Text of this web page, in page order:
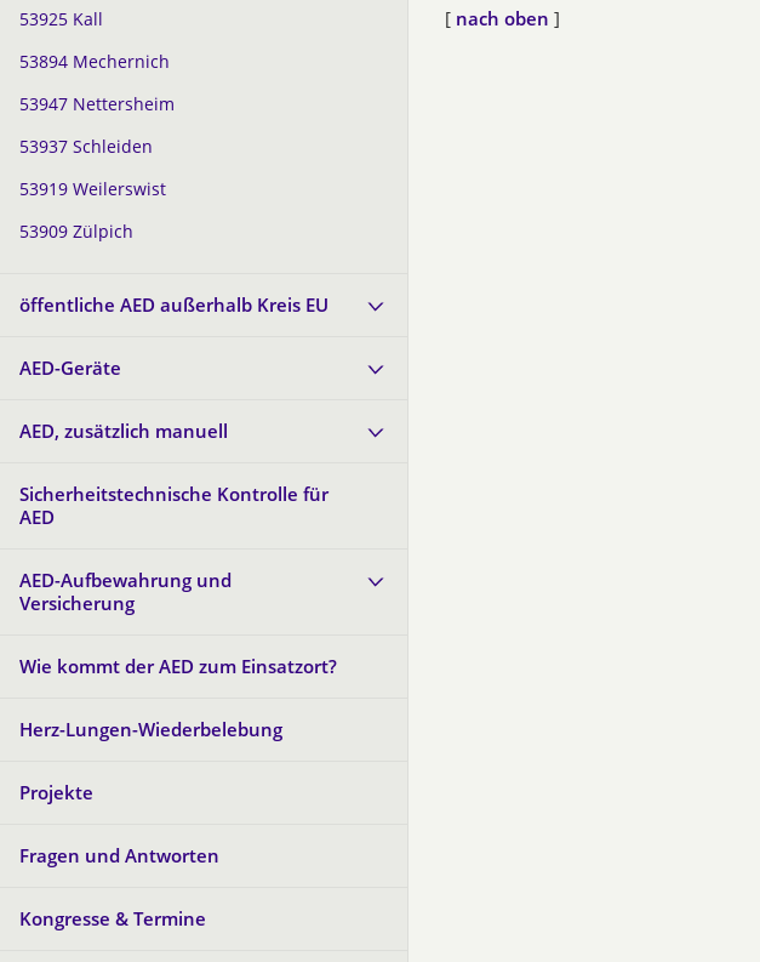
53925 Kall
53894 Mechernich
53947 Nettersheim
53937 Schleiden
53919 Weilerswist
53909 Zülpich
öffentliche AED außerhalb Kreis EU
AED-Geräte
AED, zusätzlich manuell
Sicherheitstechnische Kontrolle für
AED
AED-Aufbewahrung und
Versicherung
Wie kommt der AED zum Einsatzort?
Herz-Lungen-Wiederbelebung
Projekte
Fragen und Antworten
Kongresse & Termine
[ nach oben ]